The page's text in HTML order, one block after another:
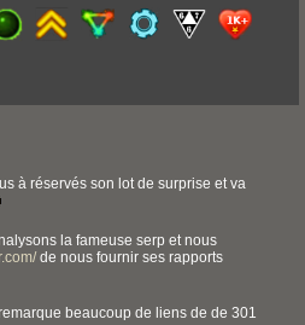
à réservés son lot de surprise et va
la fameuse serp et nous
de nous fournir ses rapports
beaucoup de liens de de 301